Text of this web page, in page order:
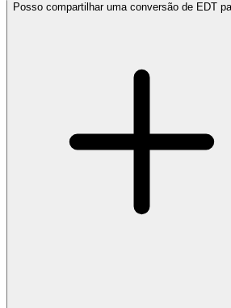
Posso compartilhar uma conversão de EDT